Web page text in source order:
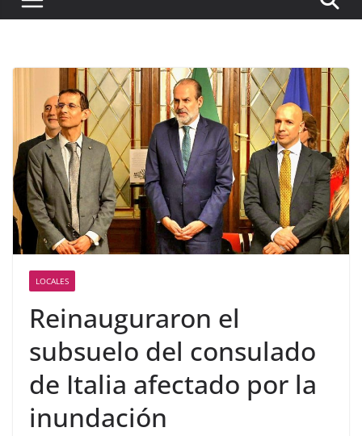
LOCALES
Reinauguraron el
subsuelo del consulado
de Italia afectado por la
inundación